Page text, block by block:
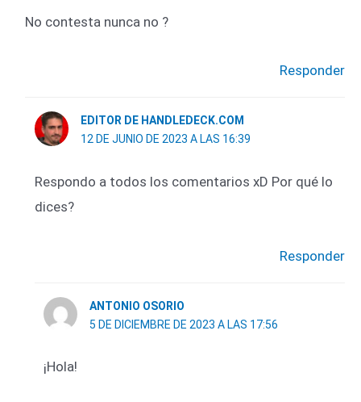
No contesta nunca no ?
Responder
EDITOR DE HANDLEDECK.COM
12 DE JUNIO DE 2023 A LAS 16:39
Respondo a todos los comentarios xD Por qué lo
dices?
Responder
ANTONIO OSORIO
5 DE DICIEMBRE DE 2023 A LAS 17:56
¡Hola!